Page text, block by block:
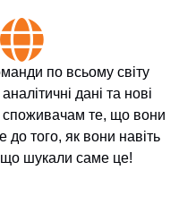
по всьому світу
дані та нові
споживачам те, що вони
того, як вони навіть
що шукали саме це!